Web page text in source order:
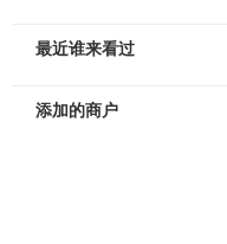
最近谁来看过
添加的商户